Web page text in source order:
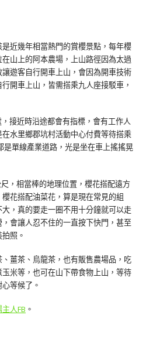
近幾年相當熱門的賞櫻景點，每年櫻
山上的阿本農場，上山路徑因為太過
遊客自行開車上山，會因為開車技術
開車上山，皆需搭乘九人座接駁車，
接近時沿途都會有指標，會有工作人
水里鄉郡坑村活動中心付費等待搭乘
單線產業道路，光是坐在車上搖搖晃
，相當棒的地理位置，櫻花搭配遠方
花搭配油菜花，算是現在常見的組
，真的要走一圈不用十分鐘就可以走
會讓人忍不住的一直按下快門，甚至
照。
薑茶、烏龍茶，也有販售農場品，吃
米等，也可在山下帶食物上山，等待
等候了。
主人FB 。